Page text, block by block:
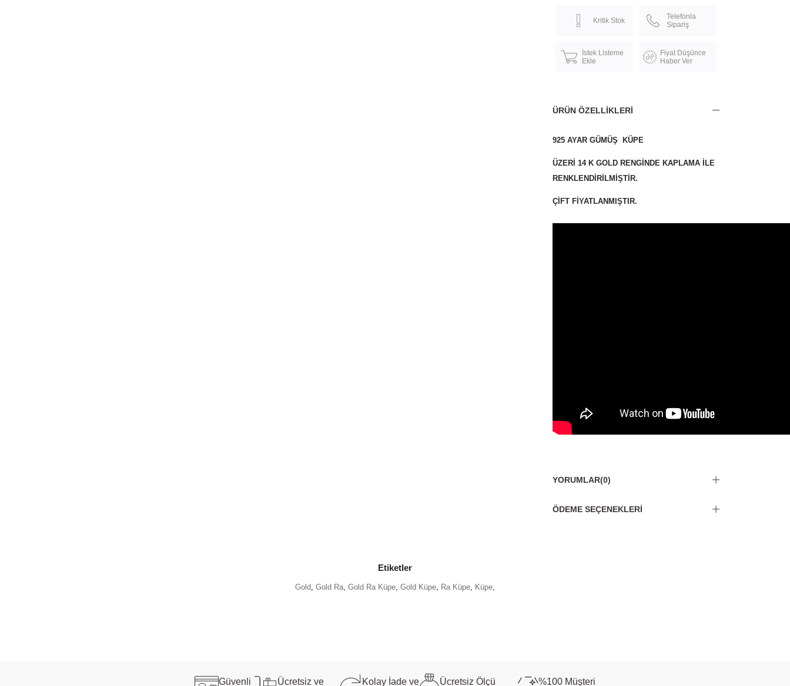
Kritik Stok
Telefonla
Sipariş
İstek Listeme
Ekle
Fiyat Düşünce
Haber Ver
ÜRÜN ÖZELLIKLERI
925 AYAR GÜMÜŞ KÜPE
ÜZERİ 14 K GOLD RENGİNDE KAPLAMA İLE
RENKLENDİRİLMİŞTİR.
ÇİFT FİYATLANMIŞTIR.
YORUMLAR(0)
ÖDEME SEÇENEKLERI
Etiketler
Gold, Gold Ra, Gold Ra Küpe, Gold Küpe, Ra Küpe, Küpe,
Güvenli Ücretsiz ve Kolay İade ve Ücretsiz Ölçü %100 Müşteri